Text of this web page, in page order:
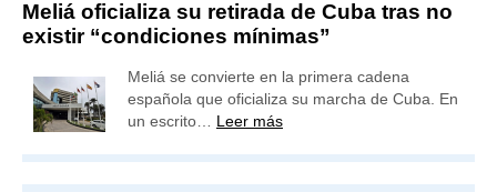
Meliá oficializa su retirada de Cuba tras no
existir “condiciones mínimas”
Meliá se convierte en la primera cadena
española que oficializa su marcha de Cuba. En
un escrito… Leer más